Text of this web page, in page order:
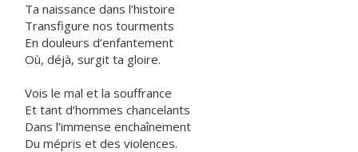
Ta naissance dans l’histoire
Transfigure nos tourments
En douleurs d’enfantement
Où, déjà, surgit ta gloire.
Vois le mal et la souffrance
Et tant d’hommes chancelants
Dans l’immense enchaînement
Du mépris et des violences.